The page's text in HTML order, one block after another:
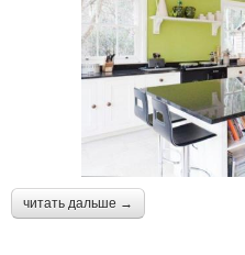
читать дальше →